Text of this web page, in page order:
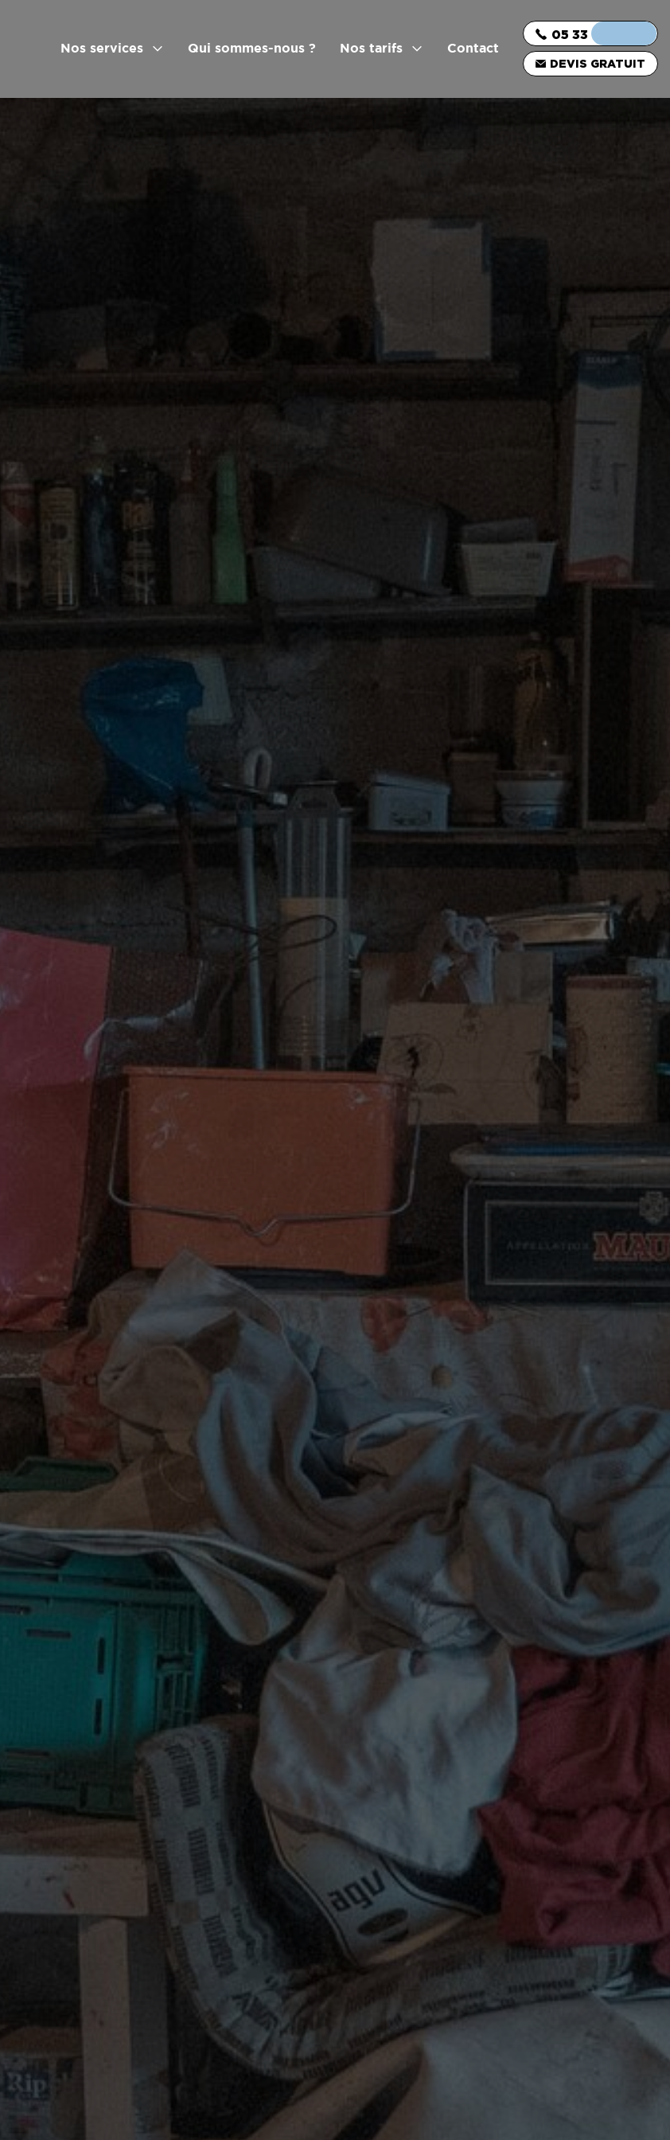
Nos services Qui sommes-nous ? Nos tarifs Contact
05 33 06 03 16
DEVIS GRATUIT